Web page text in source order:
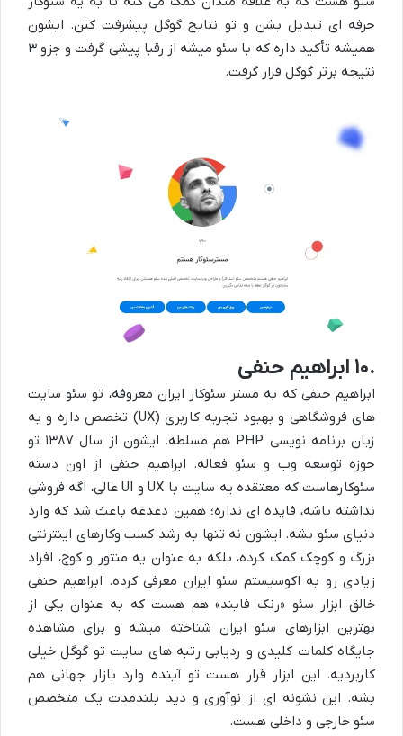
حرفه ای تبدیل بشن و تو نتایج گوگل پیشرفت کنن. ایشون
همیشه تأکید داره که با سئومیشه از رقبا پیشی گرفت و جزو ۳
نتیجه برتر گوگل قرار گرفت.
۱۰. ابراهیم حنفی
ابراهیم حنفی که به مستر سئوکار ایران معروفه، تو سئو سایت
های فروشگاهی و بهبود تجربه کاربری (UX) تخصص داره و به
زبان برنامه نویسی PHP هم مسلطه. ایشون از سال ۱۳۸۷ تو
حوزه توسعه وب و سئو فعاله. ابراهیم حنفی از اون دسته
سئوکارهاست که معتقده یه سایت با UXو UIعالی، اگه فروشی
نداشته باشه، فایده ای نداره؛ همین دغدغه باعث شد که وارد
دنیای سئو بشه. ایشون نه تنها به رشد کسب وکارهای اینترنتی
بزرگ و کوچک کمک کرده، بلکه به عنوان یه منتور وکوچ، افراد
زیادی رو به اکوسیستم سئو ایران معرفی کرده. ابراهیم حنفی
خالق ابزار سئو «رنک فایند» هم هست که به عنوان یکی از
بهترین ابزارهای سئو ایران شناخته میشه و برای مشاهده
جایگاه کلمات کلیدی و ردیابی رتبه های سایت تو گوگل خیلی
کاربردیه. این ابزار قرار هست تو آینده وارد بازار جهانی هم
بشه. این نشونه ای از نوآوری و دید بلندمدت یک متخصص
سئو خارجی و داخلی هست.